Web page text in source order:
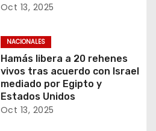
Oct 13, 2025
NACIONALES
Hamás libera a 20 rehenes
vivos tras acuerdo con Israel
mediado por Egipto y
Estados Unidos
Oct 13, 2025